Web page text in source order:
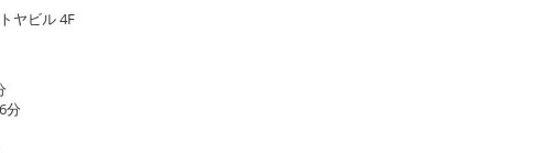
ヤビル 4F
分